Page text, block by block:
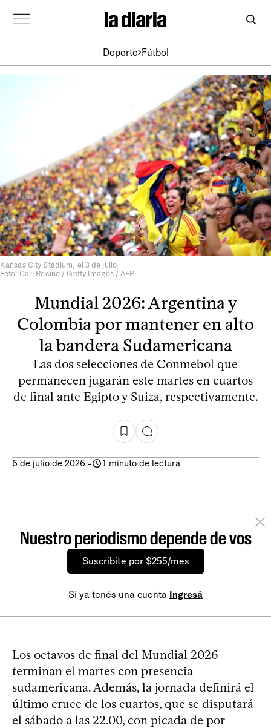
Deporte Fútbol
Kansas City Stadium, el 3 de julio.
Foto: Carl Recine / Getty Images / AFP
Mundial 2026: Argentina y
Colombia por mantener en alto
la bandera Sudamericana
Las dos selecciones de Conmebol que
permanecen jugarán este martes en cuartos
de final ante Egipto y Suiza, respectivamente.
6 de julio de 2026 - 1 minuto de lectura
Nuestro periodismo depende de vos
Suscribite por $255/mes
Si ya tenés una cuenta Ingresá
Los octavos de final del Mundial 2026
terminan el martes con presencia
sudamericana. Además, la jornada definirá el
último cruce de los cuartos, que se disputará
el sábado a las 22.00, con picada de por